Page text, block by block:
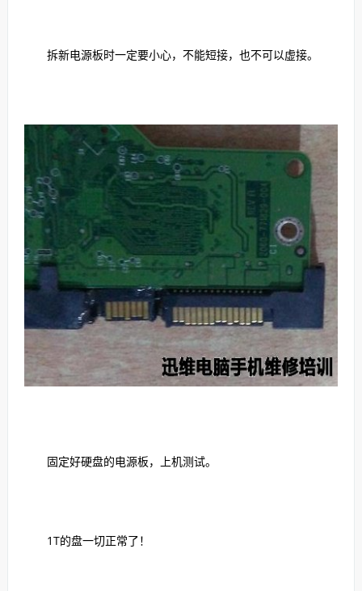
拆新电源板时一定要小心，不能短接，也不可以虚接。
固定好硬盘的电源板，上机测试。
1T的盘一切正常了！